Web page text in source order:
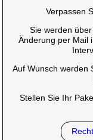
Verpassen
Sie werden
Änderung per Mail
Auf Wunsch werden
Stellen Sie Ihr